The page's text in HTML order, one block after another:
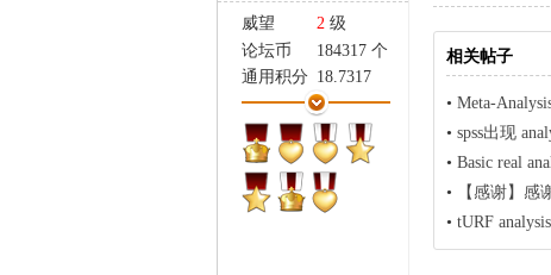
威望 2 级
论坛币
184317 个
通用积分 18.7317
学术水平
472 点
热心指数
559 点
信用等级
378 点
经验
56883 点
帖子
2608
相关帖子
• Meta-
• spss出现
• Basic real
•
【感谢】感谢
• tURF